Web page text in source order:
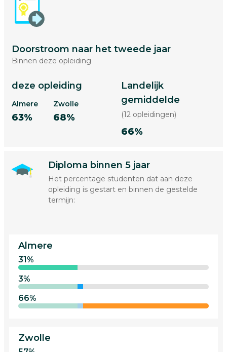
Doorstroom naar het tweede jaar
Binnen deze opleiding
deze opleiding
Almere
63%
Zwolle
68%
Landelijk
gemiddelde
(12 opleidingen)
66%
Diploma binnen 5 jaar
Het percentage studenten dat aan deze
opleiding is gestart en binnen de gestelde
termijn:
Almere
31%
3%
66%
Zwolle